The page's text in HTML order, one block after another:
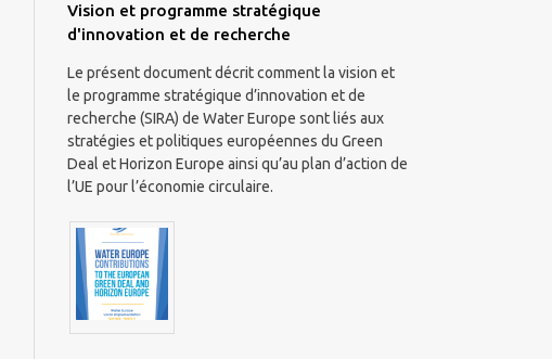
Vision et programme stratégique
d'innovation et de recherche
Le présent document décrit comment la vision et
le programme stratégique d’innovation et de
recherche (SIRA) de Water Europe sont liés aux
stratégies et politiques européennes du Green
Deal et Horizon Europe ainsi qu’au plan d’action de
l’UE pour l’économie circulaire.